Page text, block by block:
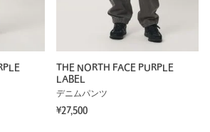
THE NORTH FACE PURPLE
LABEL
デニムパンツ
¥27,500